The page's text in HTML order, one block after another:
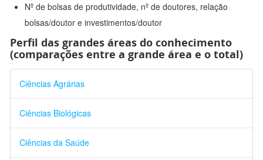
Nº de bolsas de produtividade, nº de doutores, relação
bolsas/doutor e investimentos/doutor
Perfil das grandes áreas do conhecimento
(comparações entre a grande área e o total)
Ciências Agrárias
Ciências Biológicas
Ciências da Saúde